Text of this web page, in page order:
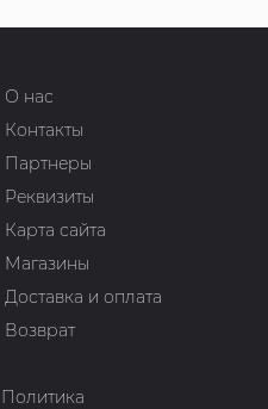
О нас
Контакты
Партнеры
Реквизиты
Карта сайта
Магазины
Доставка и оплата
Возврат
Политика